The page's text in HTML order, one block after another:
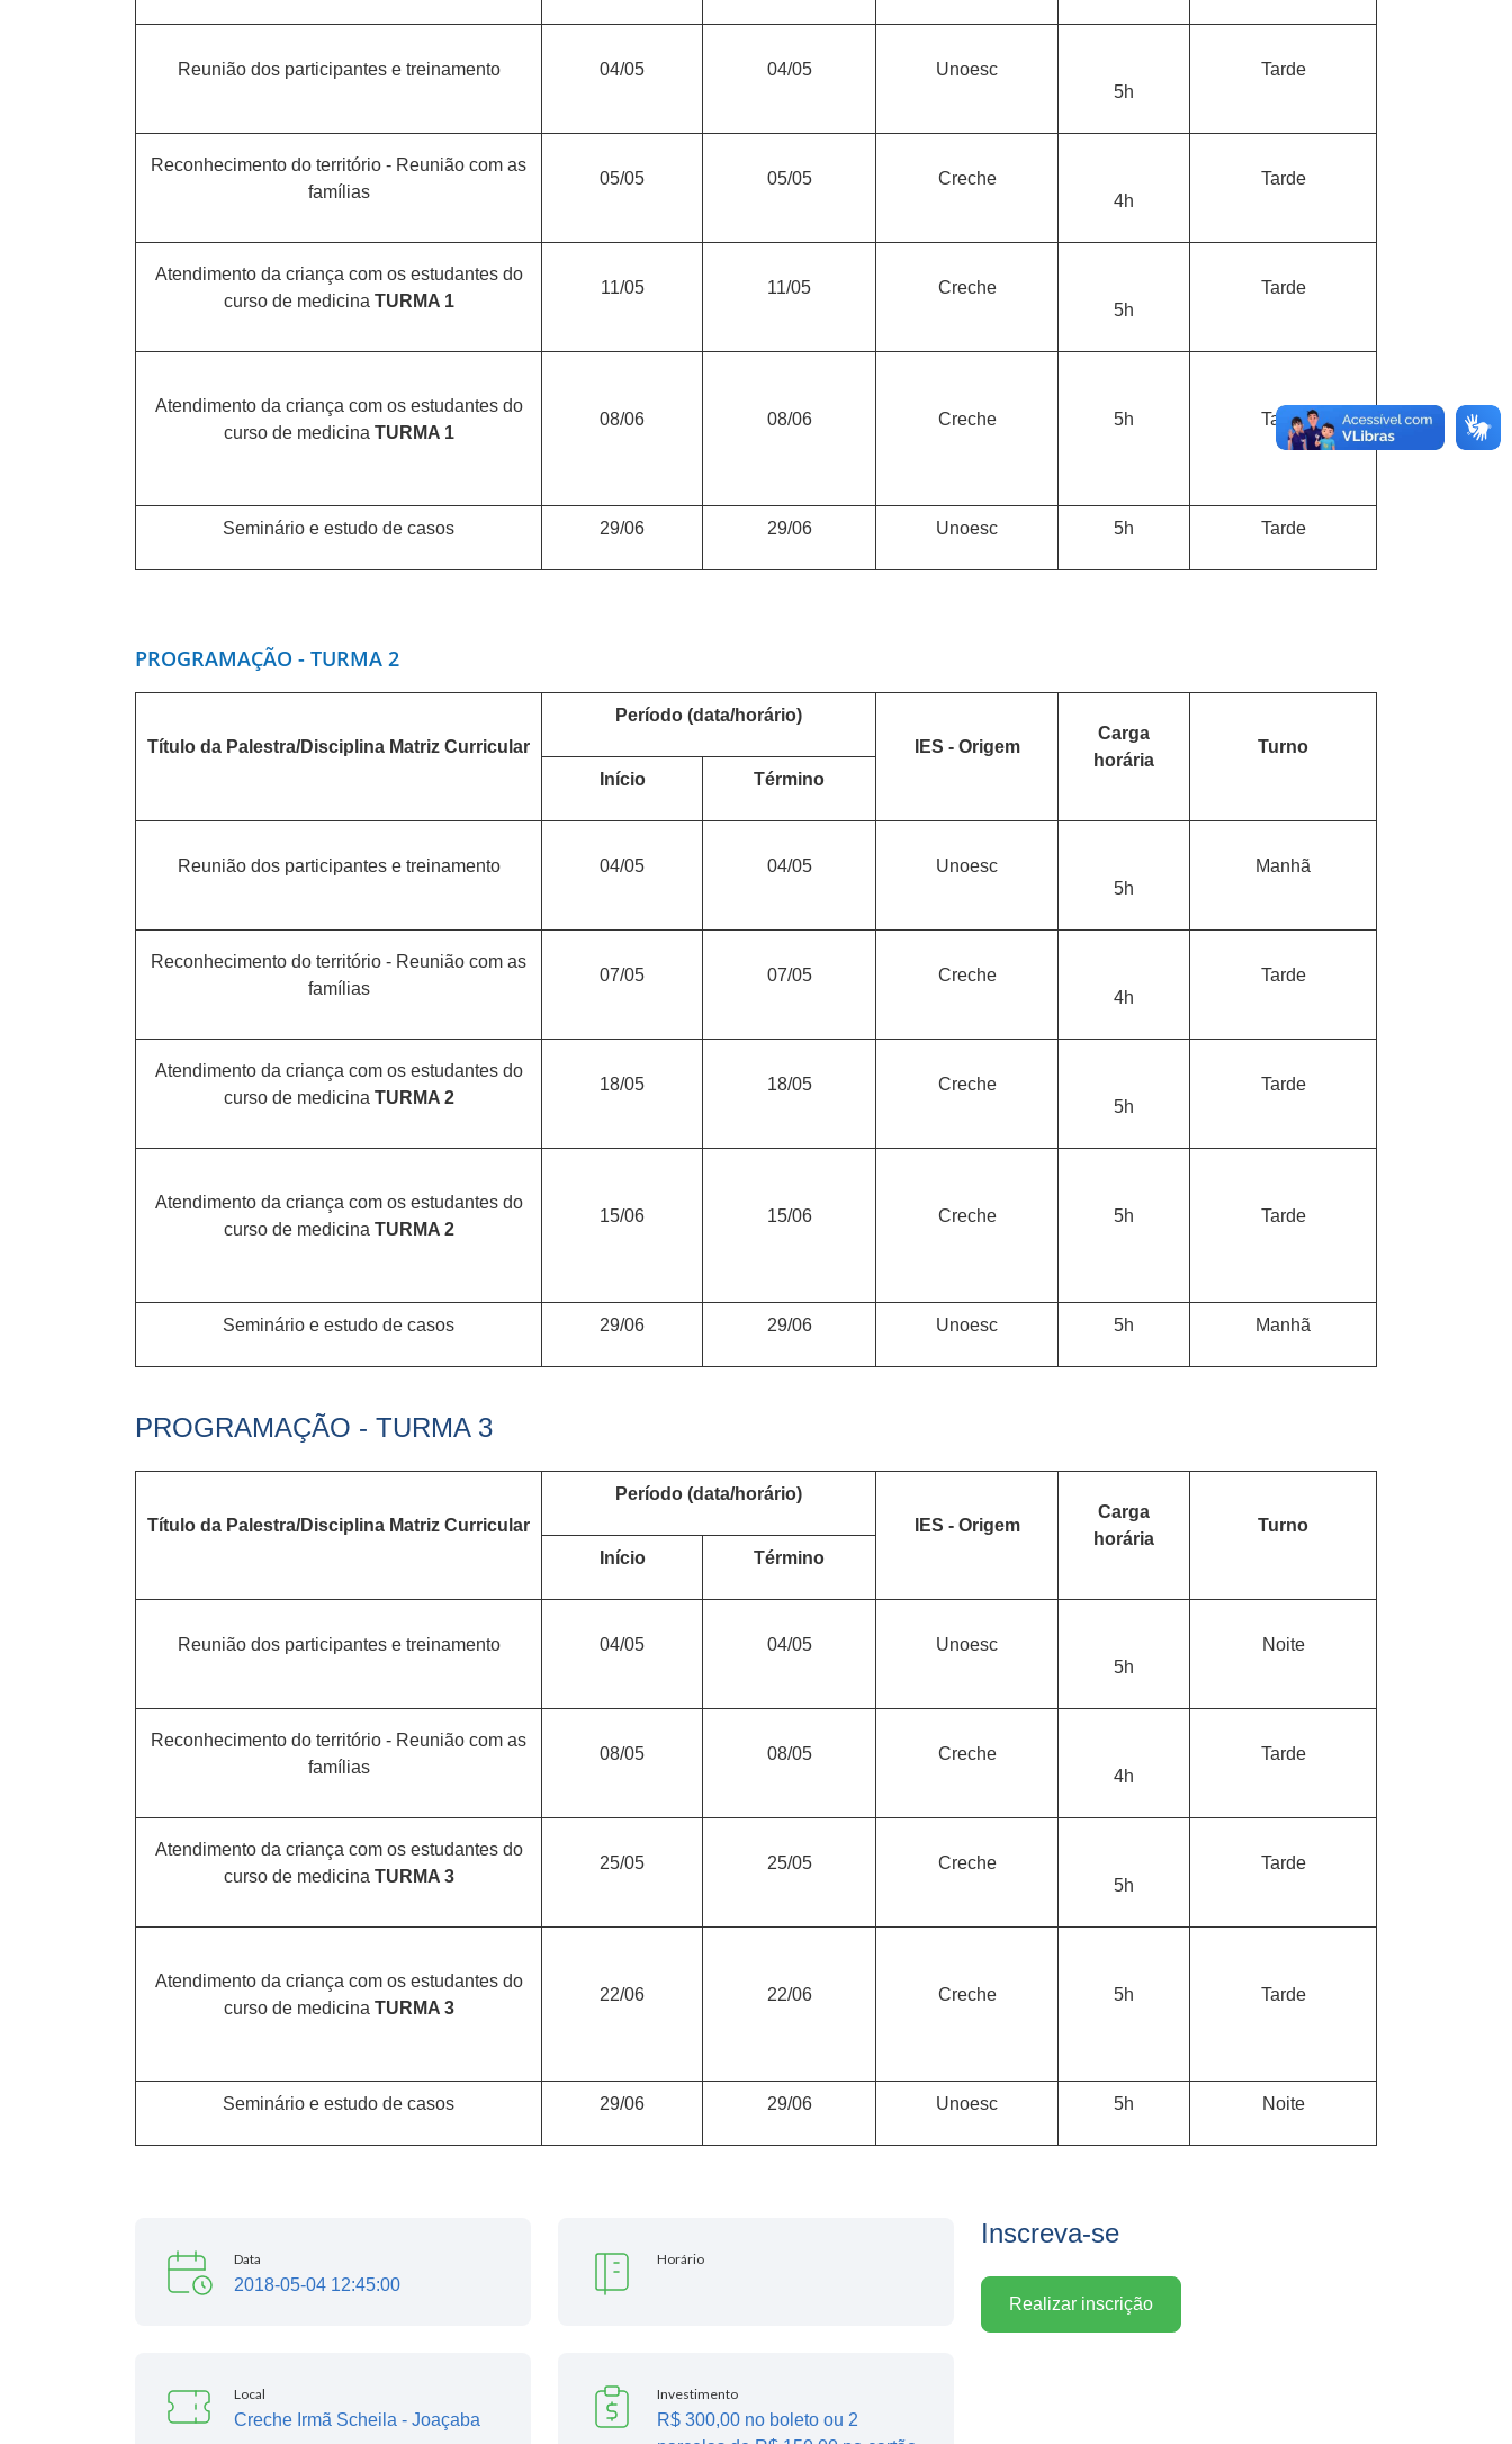
Reunião dos participantes e treinamento 04/05 04/05
Unoesc
5h
Tarde
Reconhecimento do território - Reunião com as
famílias
05/05 05/05
Creche
4h
Tarde
Atendimento da criança com os estudantes do
curso de medicina TURMA 1
11/05 11/05
Creche
5h
Tarde
Atendimento da criança com os estudantes do
curso de medicina TURMA 1
08/06 08/06 Creche 5h Tarde
Seminário e estudo de casos 29/06 29/06 Unoesc 5h Tarde
PROGRAMAÇÃO - TURMA 2
Título da Palestra/Disciplina Matriz Curricular
Período (data/horário)
IES - Origem
Carga
horária
Turno
Início
Término
Reunião dos participantes e treinamento 04/05 04/05
Unoesc
5h
Manhã
Reconhecimento do território - Reunião com as
famílias
07/05 07/05
Creche
4h
Tarde
Atendimento da criança com os estudantes do
curso de medicina TURMA 2
18/05 18/05
Creche
5h
Tarde
Atendimento da criança com os estudantes do
curso de medicina TURMA 2
15/06 15/06 Creche 5h Tarde
Seminário e estudo de casos 29/06 29/06 Unoesc 5h Manhã
PROGRAMAÇÃO - TURMA 3
Título da Palestra/Disciplina Matriz Curricular
Período (data/horário)
IES - Origem
Carga
horária
Turno
Início
Término
Reunião dos participantes e treinamento 04/05 04/05
Unoesc
5h
Noite
Reconhecimento do território - Reunião com as
famílias
08/05 08/05
Creche
4h
Tarde
Atendimento da criança com os estudantes do
curso de medicina TURMA 3
25/05 25/05
Creche
5h
Tarde
Atendimento da criança com os estudantes do
curso de medicina TURMA 3
22/06 22/06 Creche 5h Tarde
Seminário e estudo de casos 29/06 29/06 Unoesc 5h Noite
Data
2018-05-04 12:45:00
Horário
Local
Creche Irmã Scheila - Joaçaba
Investimento
R$ 300,00 no boleto ou 2
Inscreva-se
Realizar inscrição